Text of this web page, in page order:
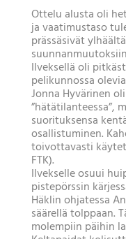
Ottelu alusta oli
ja vaatimustaso
prässäsivät
Ilveksellä oli
pelikunnossa
Jonna Hyvärinen
”hätätilanteessa”,
suorituksensa
osallistuminen.
toivottavasti
FTK).
Ilvekselle osuui
pistepörssin
Häklin ohjatessa
säärellä tolppaan.
molempiin päihin